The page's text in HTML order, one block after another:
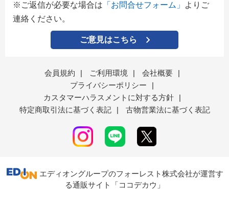
※ご返信が必要な場合は 「お問合せフォーム」
よりご
連絡ください。
ご意見はこちら
会員規約 | ご利用環境 | 会社概要
|
プライバシーポリシー
|
カスタマーハラスメントに対する方針
|
特定商取引法に基づく表記
| 古物営業法に基づく表記
エディオングループのフォーレスト株式会社が運営す
る通販サイト「ココデカウ」